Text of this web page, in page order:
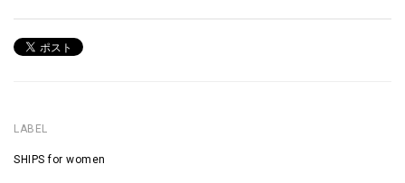
LABEL
SHIPS for women